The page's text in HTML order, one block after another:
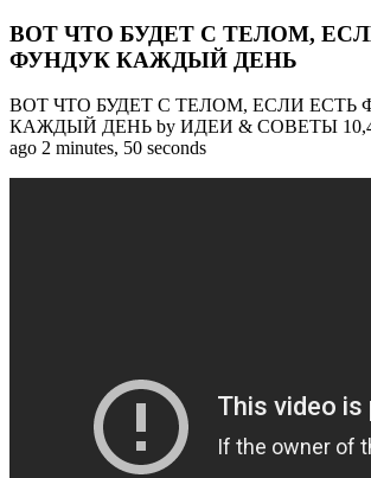
ВОТ ЧТО БУДЕТ С ТЕЛОМ,
ФУНДУК КАЖДЫЙ ДЕНЬ
ВОТ ЧТО БУДЕТ С ТЕЛОМ, ЕСЛИ ЕСТЬ
КАЖДЫЙ ДЕНЬ by ИДЕИ & СОВЕТЫ
ago 2 minutes, 50 seconds